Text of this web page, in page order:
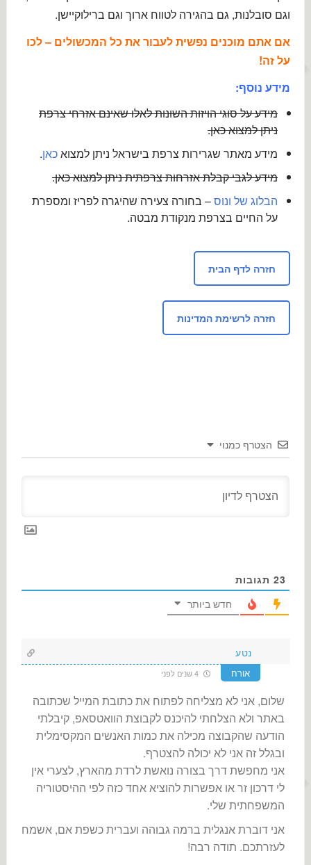
וגם סובלנות, גם בהגירה לטווח ארוך וגם ברילוקיישן.
אם אתם מוכנים נפשית לעבור את כל המכשולים – לכו
על זה!
מידע נוסף:
מידע על סוגי הויזות השונות לאלו שאינם אזרחי צרפת
ניתן למצוא כאן.
מידע מאתר שגרירות צרפת בישראל ניתן למצואכאן.
מידע לגבי קבלת אזרחות צרפתית ניתן למצוא כאן.
הבלוג של ונוס– בחורה צעירה שהיגרה לפריז ומספרת
על החיים בצרפת מנקודת מבטה.
חזרה לדף הבית
חזרה לרשימת המדינות
הצטרף כמנוי
23 תגובות
חדש ביותר
נטע
אורח
שלום, אני לא מצליחה לפתוח את כתובת המייל שכתובה
באתר ולא הצלחתי להיכנס לקבוצת הוואטסאפ, קיבלתי
הודעה שהקבוצה מכילה את כמות האנשים המקסימלית
ובגלל זה אני לא יכולה להצטרף.
אני מחפשת דרך בצורה נואשת לרדת מהארץ, לצערי אין
לי דרכון זר או אפשרות להוציא אחד כזה לפי ההיסטוריה
המשפחתית שלי.
אני דוברת אנגלית ברמה גבוהה ועברית כשפת אם, אשמח
לעזרתכם. תודה רבה!